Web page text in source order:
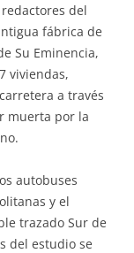
del
fábrica de
Su Eminencia,
viviendas,
a través
muerta por la
autobuses
y el
trazado Sur de
del estudio se